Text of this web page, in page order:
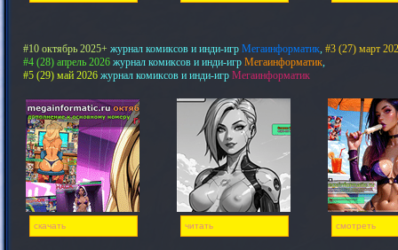
#10 октябрь 2025+ журнал комиксов и инди-игр Мегаинформатик, #3 (27) март
#4 (28) апрель 2026 журнал комиксов и инди-игр Мегаинформатик,
#5 (29) май 2026 журнал комиксов и инди-игр Мегаинформатик
скачать читать смотреть